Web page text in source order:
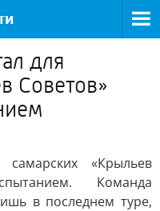
для
Советов»
«Крыльев
Команда
в последнем туре,